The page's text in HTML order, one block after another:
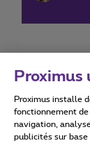
Proximus
Proximus installe
fonctionnement
navigation,
publicités sur base